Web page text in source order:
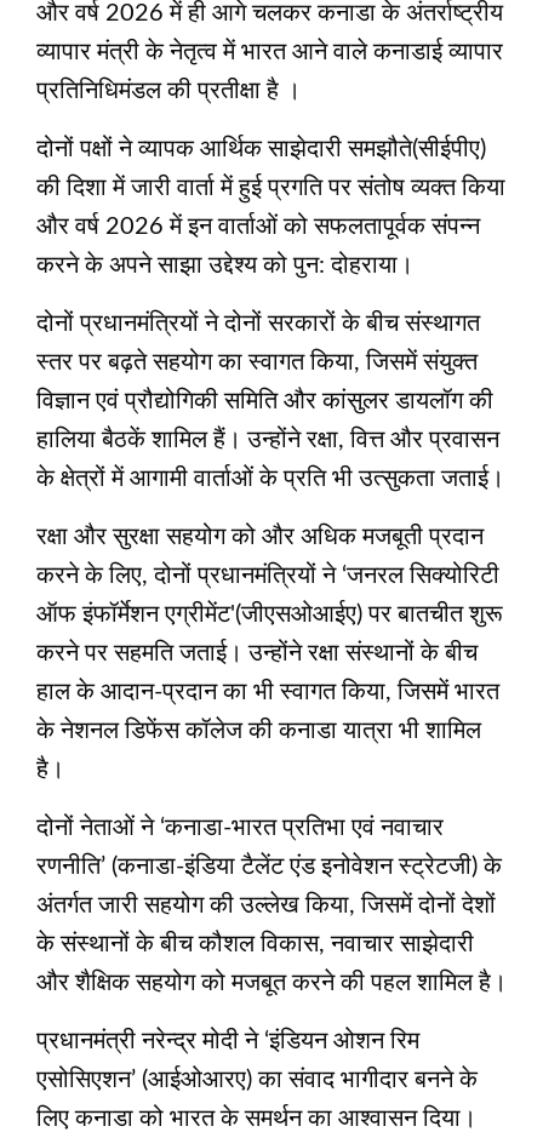
और वर्ष 2026 में ही आगे चलकर कनाडा के अंतर्राष्ट्रीय
व्यापार मंत्री के नेतृत्व में भारत आने वाले कनाडाई व्यापार
प्रतिनिधिमंडल की प्रतीक्षा है ।
दोनों पक्षों ने व्यापक आर्थिक साझेदारी समझौते(सीईपीए)
की दिशा में जारी वार्ता में हुई प्रगति पर संतोष व्यक्त किया
और वर्ष 2026 में इन वार्ताओं को सफलतापूर्वक संपन्न
करने के अपने साझा उद्देश्य को पुन: दोहराया।
दोनों प्रधानमंत्रियों ने दोनों सरकारों के बीच संस्थागत
स्तर पर बढ़ते सहयोग का स्वागत किया, जिसमें संयुक्त
विज्ञान एवं प्रौद्योगिकी समिति और कांसुलर डायलॉग की
हालिया बैठकें शामिल हैं। उन्होंने रक्षा, वित्त और प्रवासन
के क्षेत्रों में आगामी वार्ताओं के प्रति भी उत्सुकता जताई।
रक्षा और सुरक्षा सहयोग को और अधिक मजबूती प्रदान
करने के लिए, दोनों प्रधानमंत्रियों ने ‘जनरल सिक्योरिटी
ऑफ इंफॉर्मेशन एग्रीमेंट'(जीएसओआईए) पर बातचीत शुरू
करने पर सहमति जताई। उन्होंने रक्षा संस्थानों के बीच
हाल के आदान-प्रदान का भी स्वागत किया, जिसमें भारत
के नेशनल डिफेंस कॉलेज की कनाडा यात्रा भी शामिल
है।
दोनों नेताओं ने ‘कनाडा-भारत प्रतिभा एवं नवाचार
रणनीति’ (कनाडा-इंडिया टैलेंट एंड इनोवेशन स्ट्रेटजी) के
अंतर्गत जारी सहयोग की उल्लेख किया, जिसमें दोनों देशों
के संस्थानों के बीच कौशल विकास, नवाचार साझेदारी
और शैक्षिक सहयोग को मजबूत करने की पहल शामिल है।
प्रधानमंत्री नरेन्द्र मोदी ने ‘इंडियन ओशन रिम
एसोसिएशन’ (आईओआरए) का संवाद भागीदार बनने के
लिए कनाडा को भारत के समर्थन का आश्वासन दिया।